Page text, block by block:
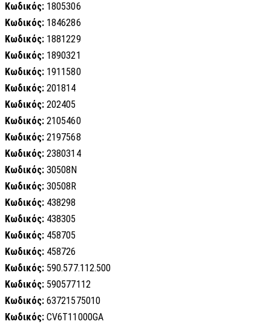
Κωδικός: 1805306
Κωδικός: 1846286
Κωδικός: 1881229
Κωδικός: 1890321
Κωδικός: 1911580
Κωδικός: 201814
Κωδικός: 202405
Κωδικός: 2105460
Κωδικός: 2197568
Κωδικός: 2380314
Κωδικός: 30508N
Κωδικός: 30508R
Κωδικός: 438298
Κωδικός: 438305
Κωδικός: 458705
Κωδικός: 458726
Κωδικός: 590.577.112.500
Κωδικός: 590577112
Κωδικός: 63721575010
Κωδικός: CV6T11000GA